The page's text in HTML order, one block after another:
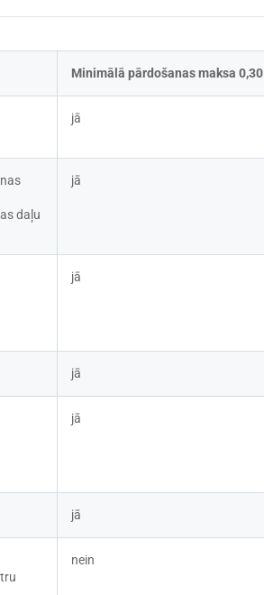
Minimālā pārdošanas maksa
jā
daļu
jā
jā
jā
jā
jā
nein